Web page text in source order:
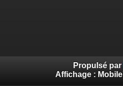
Propulsé par
Affichage : Mobile